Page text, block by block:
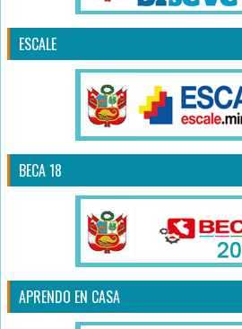
ESCALE
BECA 18
APRENDO EN CASA